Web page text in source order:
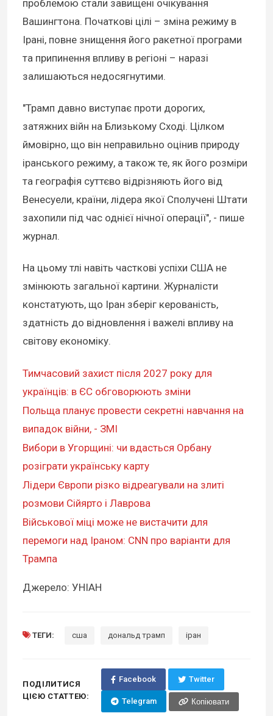
проблемою стали завищені очікування
Вашингтона. Початкові цілі – зміна режиму в
Ірані, повне знищення його ракетної програми
та припинення впливу в регіоні – наразі
залишаються недосягнутими.
"Трамп давно виступає проти дорогих,
затяжних війн на Близькому Сході. Цілком
ймовірно, що він неправильно оцінив природу
іранського режиму, а також те, як його розміри
та географія суттєво відрізняють його від
Венесуели, країни, лідера якої Сполучені Штати
захопили під час однієї нічної операції", - пише
журнал.
На цьому тлі навіть часткові успіхи США не
змінюють загальної картини. Журналісти
констатують, що Іран зберіг керованість,
здатність до відновлення і важелі впливу на
світову економіку.
Тимчасовий захист після 2027 року для
українців: в ЄС обговорюють зміни
Польща планує провести секретні навчання на
випадок війни, - ЗМІ
Вибори в Угорщині: чи вдасться Орбану
розіграти українську карту
Лідери Європи різко відреагували на злиті
розмови Сійярто і Лаврова
Військової міці може не вистачити для
перемоги над Іраном: CNN про варіанти для
Трампа
Джерело: УНІАН
ТЕГИ: сша дональд трамп іран
ПОДІЛИТИСЯ
ЦІЄЮ СТАТТЕЮ:
Facebook Twitter
Telegram Копіювати